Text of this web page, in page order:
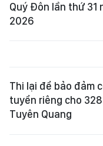
Quý Đôn lần thứ 31
2026
Thi lại để bảo đảm
tuyển riêng cho
Tuyên Quang